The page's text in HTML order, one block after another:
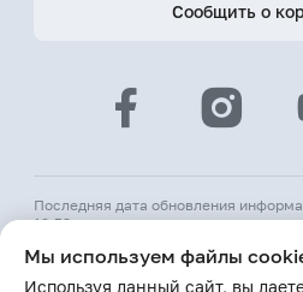
Сообщить о
Последняя дата обновления
12:53
© 2026 АКБ «Hamkorbank»
Лицензия № 64 ЦБ РУз от 31 августа
Мы используем файлы
Используя данный сайт, вы